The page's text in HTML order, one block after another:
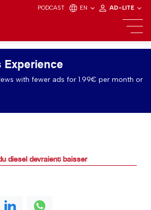
PODCAST EN AD-LITE
Experience
with fewer ads for 1.99€ per month or
diesel devraient baisser